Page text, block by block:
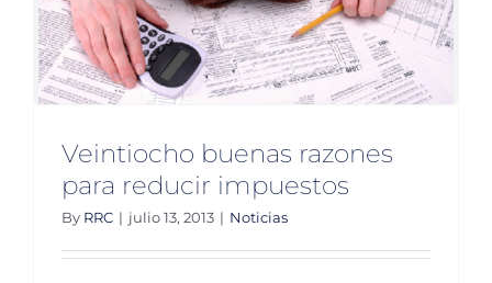
Veintiocho buenas razones
para reducir impuestos
By RRC | julio 13, 2013 | Noticias